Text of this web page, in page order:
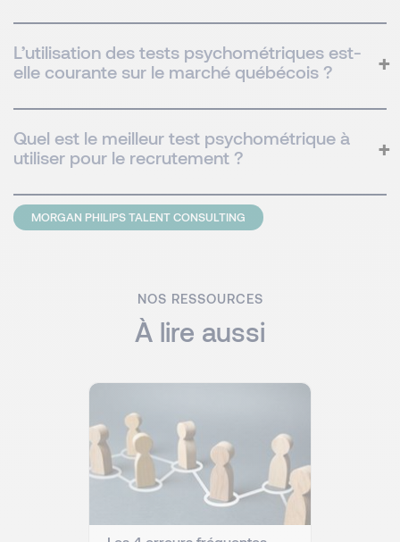
L’utilisation des tests psychométriques est-
elle courante sur le marché québécois ?
Quel est le meilleur test psychométrique à
utiliser pour le recrutement ?
MORGAN PHILIPS TALENT CONSULTING
NOS RESSOURCES
À lire aussi